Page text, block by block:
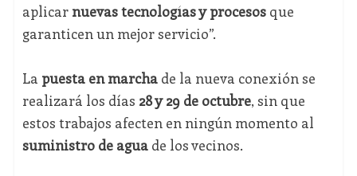
aplicar nuevas tecnologías y procesosque
garanticen un mejor servicio”.
La puesta en marchade la nueva conexión se
realizará los días 28 y 29 de octubre, sin que
estos trabajos afecten en ningún momento al
suministro de aguade los vecinos.